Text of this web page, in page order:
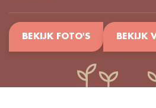
BEKIJK FOTO'S BEKIJK